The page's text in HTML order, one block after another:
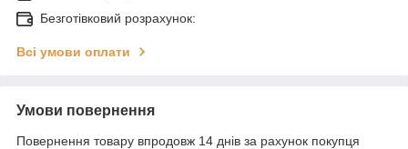
Безготівковий розрахунок:
Всі умови оплати
Умови повернення
Повернення товару впродовж 14 днів за рахунок покупця